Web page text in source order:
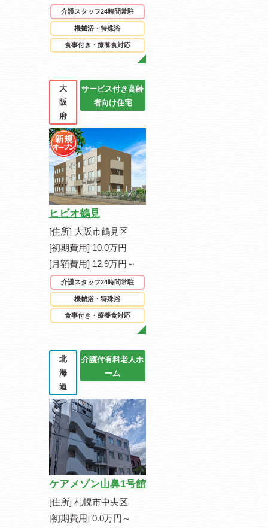
介護スタッフ24時間常駐
機械浴・特殊浴
食事付き・療養食対応
大
阪
府
サービス付き高齢
者向け住宅
ヒビオ鶴見
[住所] 大阪市鶴見区
[初期費用] 10.0万円
[月額費用] 12.9万円～
介護スタッフ24時間常駐
機械浴・特殊浴
食事付き・療養食対応
北
海
道
介護付有料老人ホ
ーム
ケアメゾン山鼻1号館
[住所] 札幌市中央区
[初期費用] 0.0万円～